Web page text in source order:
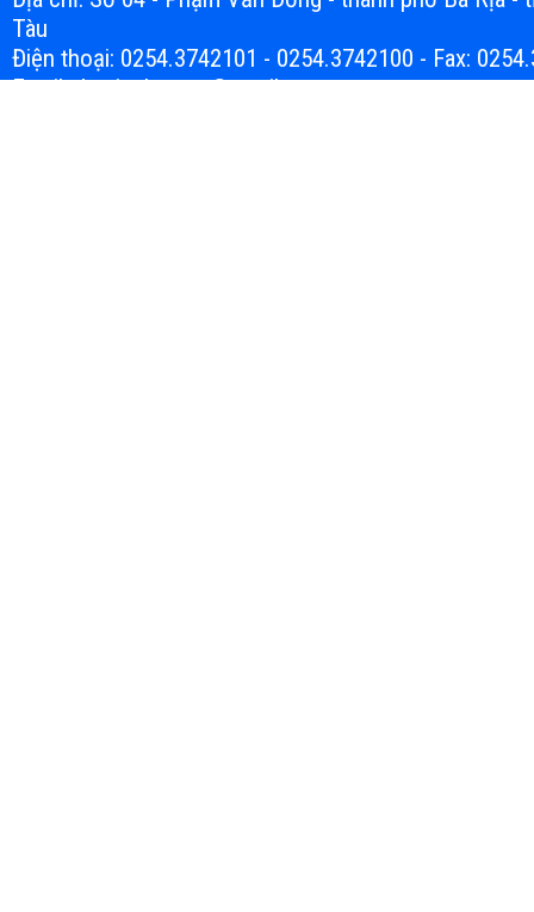
Tàu
Điện thoại: 0254.3742101 - 0254.3742100 - Fax:
Email: thuvienbrvt.vn@gmail.com